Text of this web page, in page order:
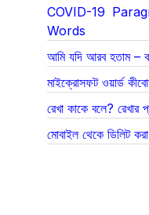
COVID-19
Words
আমি যদি আরব হতাম –
মাইক্রোসফট ওয়ার্ড
রেখা কাকে বলে? রেখার
মোবাইল থেকে ডিলিট